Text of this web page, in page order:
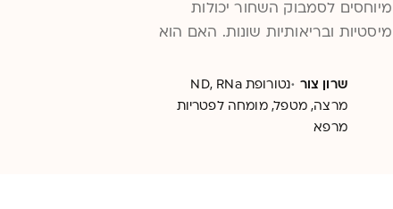
מיוחסים לסמבוק השחור יכולות
מיסטיות ובריאותיות שונות. האם הוא
הבריאותיות שלו?
שרון צור ·
נטורופת ND, RNa
מרצה, מטפל, מומחה לפטריות
מרפא